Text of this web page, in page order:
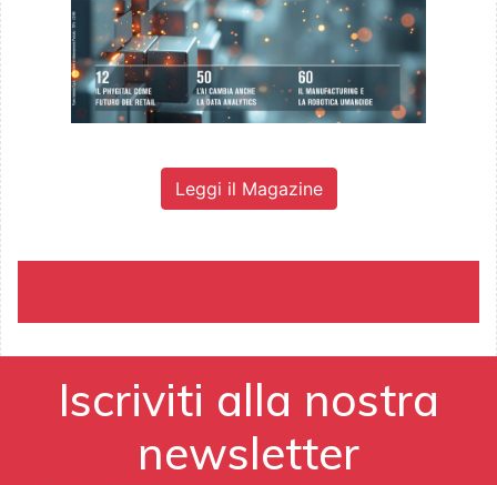
Leggi il Magazine
Iscriviti alla nostra
newsletter